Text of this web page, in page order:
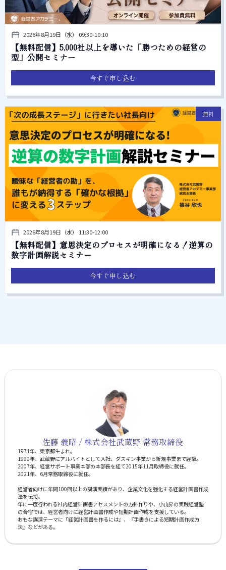
2026年8月19日（水） 09:30-10:10
【無料配信】5,000社以上を導いた「勝つための経営の
型」公開セミナー
今すぐ申し込む
無料
2026年8月19日（水） 11:30-12:00
【無料配信】意思決定のプロセスが明確になる！逆算の
数字計画解説セミナー
今すぐ申し込む
佐藤 義昭 / 株式会社武蔵野 常務取締役
1971年、東京都生まれ。
1990年、武蔵野にアルバイトとして入社、ダスキン事業から新規事業まで経験。
2007年、経営サポート事業本部の本部長を経て2015年11月取締役に就任。
2021年、6月常務取締役に就任。
経営者向けに年間100回以上の講演実績があり、企業文化を強化する経営計画書作成
法を伝授。
年に一度行われる社内経営計画書アセスメントの方針作りや、小山昇の実践経営塾
の合宿では、経営者向けに経営計画書作成や短期計画作成を支援している。
おもな講演テーマに『経営計画書を作るには』、『手書きによる短期計画作成方
法』などがある。